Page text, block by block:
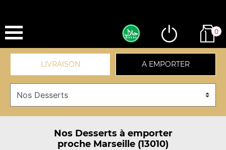
0
LIVRAISON A EMPORTER
Nos Desserts à emporter
proche Marseille (13010)